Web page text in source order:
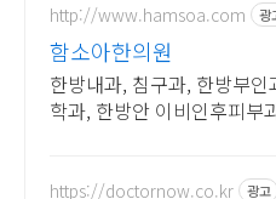
http://www.hamsoa.com 광
함소아한의원
한방내과, 침구과, 한방부
학과, 한방안 이비인후피부
https://doctornow.co.kr 광고